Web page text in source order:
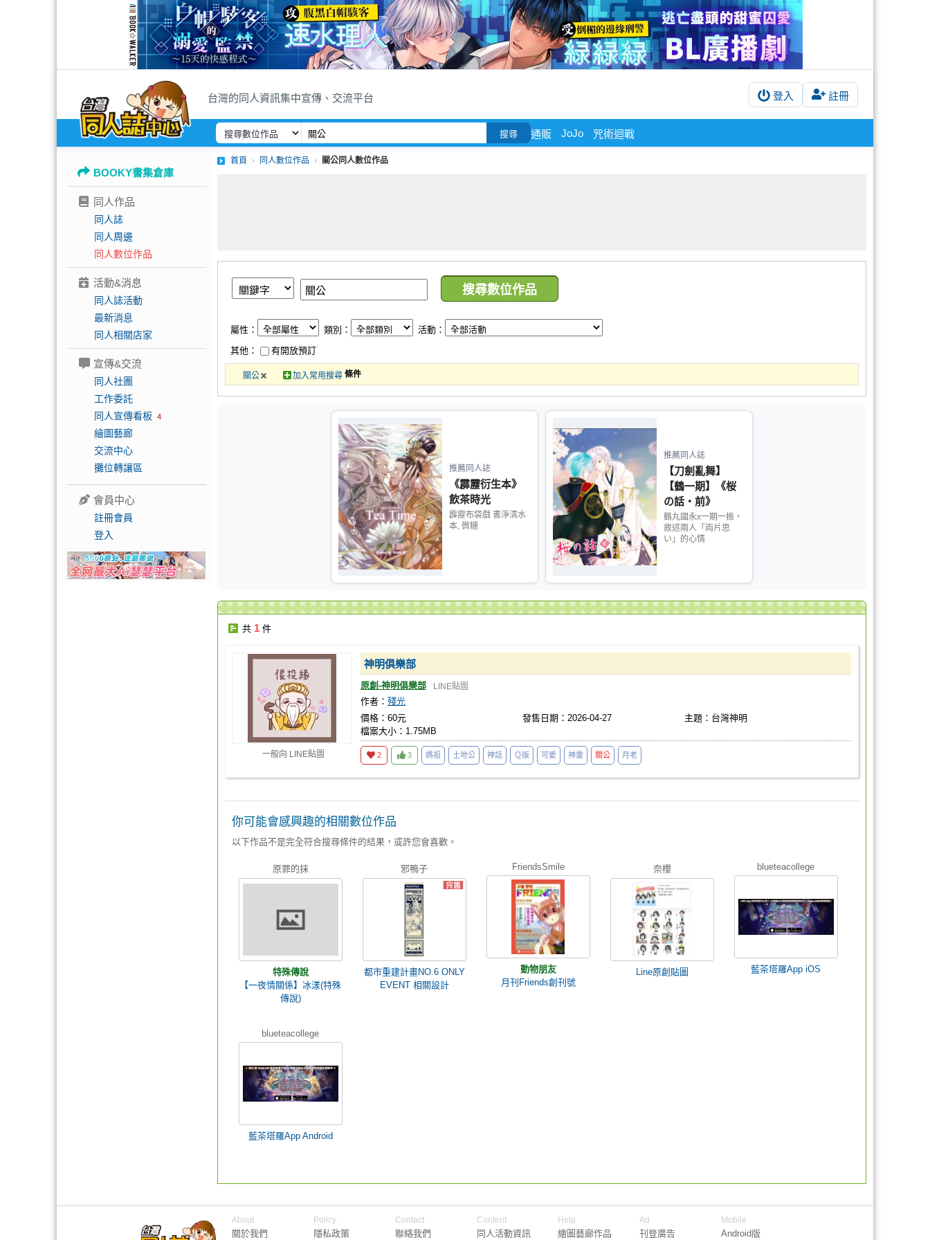
台灣的同人資訊集中宣傳、交流平台 登入 註冊
搜尋 通販 JoJo 咒術迴戰
BOOKY書集倉庫
同人作品
同人誌
同人周邊
同人數位作品
活動&消息
同人誌活動
最新消息
同人相關店家
宣傳&交流
同人社團
工作委託
同人宣傳看板 4
繪圖藝廊
交流中心
攤位轉讓區
會員中心
註冊會員
登入
首頁 同人數位作品 關公同人數位作品
屬性： 類別：
活動：
其他：
有開放預訂
條件
關公 加入常用搜尋
推薦同人誌
《霹靂衍生本》
飲茶時光
霹靂布袋戲 書淨清水
本, 微糖
推薦同人誌
【刀劍亂舞】
【鶴一期】《桜
の話‧前》
鶴丸國永x一期一振，
敘述兩人「両片思
い」的心情
共 1 件
一般向 LINE貼圖
神明俱樂部
原創-神明俱樂部 LINE貼圖
作者： 殘光
價格：60元
發售日期：2026-04-27
主題：台灣神明
檔案大小：1.75MB
2 3 媽祖 土地公 神話 Ｑ版 可愛 神靈 關公 月老
你可能會感興趣的相關數位作品
以下作品不是完全符合搜尋條件的結果，或許您會喜歡。
原罪的抹
特殊傳說
【一夜情關係】冰漾(特殊
傳說)
邪鴨子
都市重建計畫NO.6 ONLY
EVENT 相關設計
FriendsSmile
動物朋友
月刊Friends創刊號
奈櫻
Line原創貼圖
blueteacollege
藍茶塔羅App iOS
blueteacollege
藍茶塔羅App Android
About
關於我們
Policy
隱私政策
Contact
聯絡我們
Content
同人活動資訊
Help
繪圖藝廊作品
Ad
刊登廣告
Mobile
Android版